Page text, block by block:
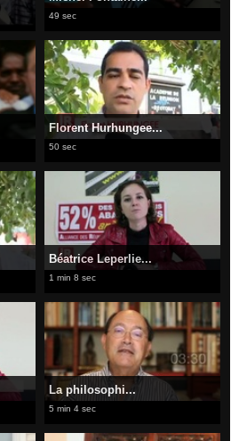
49 sec
Florent Hurhungee...
50 sec
Béatrice Leperlie...
1 min 8 sec
La philosophi...
5 min 4 sec